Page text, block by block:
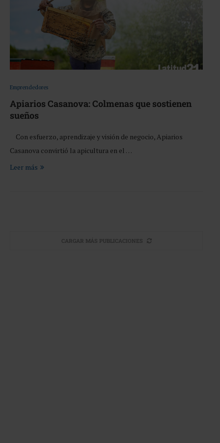
Emprendedores
Apiarios Casanova: Colmenas que sostienen
sueños
Con esfuerzo, aprendizaje y visión de negocio, Apiarios
Casanova convirtió la apicultura en el …
Leer más
CARGAR MÁS PUBLICACIONES